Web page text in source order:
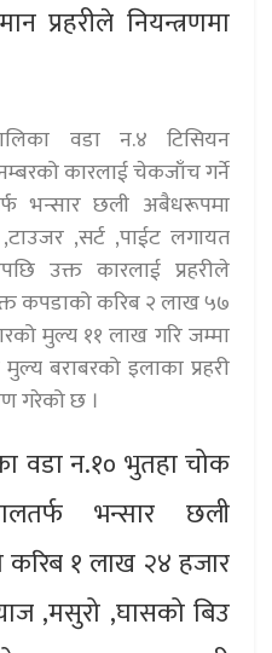
प्रहरीले नियन्त्रणमा
वडा न.४ टिसियन
कारलाई चेकजाँच गर्ने
भन्सार छली अबैधरूपमा
,सर्ट ,पाईट लगायत
उक्त कारलाई प्रहरीले
कपडाको करिब २ लाख ५७
मुल्य ११ लाख गरि जम्मा
बराबरको इलाका प्रहरी
गरेको छ ।
वडा न.१० भुतहा चोक
भन्सार छली
१ लाख २४ हजार
,मसुरो ,घासको बिउ